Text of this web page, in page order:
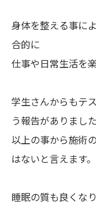
身体を整える事に
合的に
仕事や日常生活を
学生さんからもテ
う報告がありました
以上の事から施術
はないと言えます。
睡眠の質も良くな